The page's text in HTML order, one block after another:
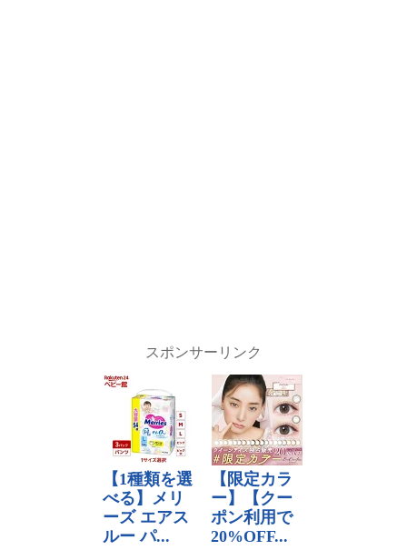
スポンサーリンク